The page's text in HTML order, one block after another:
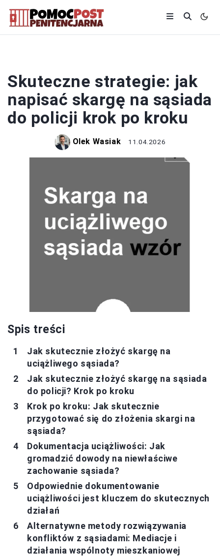
Skuteczne strategie: jak
napisać skargę na sąsiada
do policji krok po kroku
Olek Wasiak 11.04.2026
Spis treści
Jak skutecznie złożyć skargę na
uciążliwego sąsiada?
Jak skutecznie złożyć skargę na sąsiada
do policji? Krok po kroku
Krok po kroku: Jak skutecznie
przygotować się do złożenia skargi na
sąsiada?
Dokumentacja uciążliwości: Jak
gromadzić dowody na niewłaściwe
zachowanie sąsiada?
Odpowiednie dokumentowanie
uciążliwości jest kluczem do skutecznych
działań
Alternatywne metody rozwiązywania
konfliktów z sąsiadami: Mediacje i
działania wspólnoty mieszkaniowej